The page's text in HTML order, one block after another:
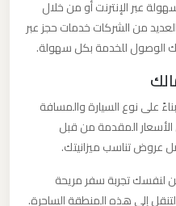
عبر الإنترنت أو من خلال
من الشركات خدمات حجز عبر
الوصول للخدمة بكل سهولة.
على نوع السيارة والمسافة
المقدمة من قبل
عروض تناسب ميزانيتك.
لنفسك تجربة سفر مريحة
إلى هذه المنطقة الساحرة.